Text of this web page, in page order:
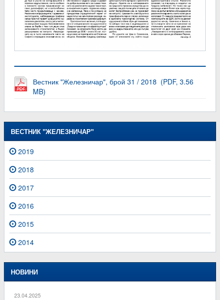
Вестник "Железничар", брой 31 / 2018 (PDF, 3.56
MB)
ВЕСТНИК "ЖЕЛЕЗНИЧАР"
2019
2018
2017
2016
2015
2014
НОВИНИ
23.04.2025